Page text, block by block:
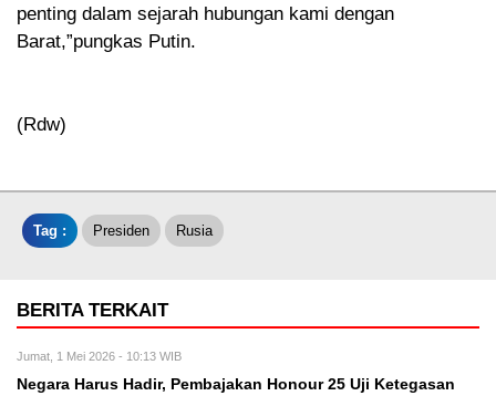
penting dalam sejarah hubungan kami dengan
Barat,”pungkas Putin.
(Rdw)
Tag : Presiden Rusia
BERITA TERKAIT
Jumat, 1 Mei 2026 - 10:13 WIB
Negara Harus Hadir, Pembajakan Honour 25 Uji Ketegasan